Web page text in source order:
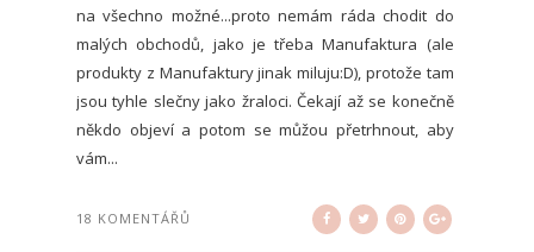
na všechno možné...proto nemám ráda chodit do
malých obchodů, jako je třeba Manufaktura (ale
produkty z Manufaktury jinak miluju:D), protože tam
jsou tyhle slečny jako žraloci. Čekají až se konečně
někdo objeví a potom se můžou přetrhnout, aby
vám...
18 KOMENTÁŘŮ